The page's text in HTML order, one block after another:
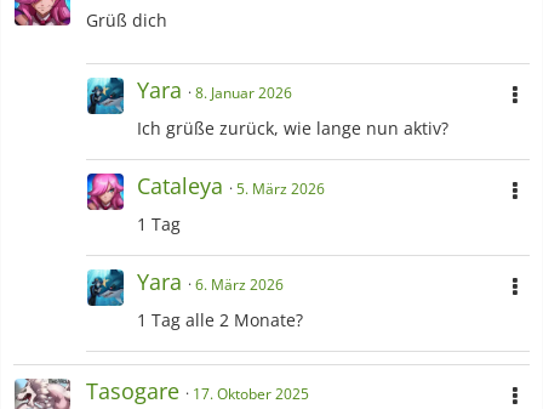
Pokémon Rejuvenation (Renegade Route)
Grüß dich
Yara 8. Januar 2026
Ich grüße zurück, wie lange nun aktiv?
Cataleya 5. März 2026
1 Tag
Yara 6. März 2026
1 Tag alle 2 Monate?
Tasogare 17. Oktober 2025